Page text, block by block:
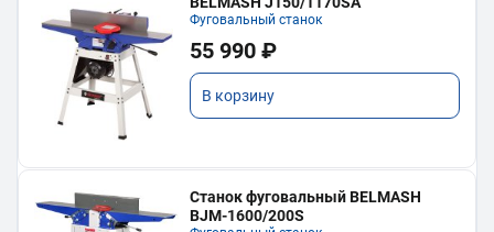
Фуговальный станок
55 990 ₽
В корзину
Станок фуговальный BELMASH
BJM-1600/200S